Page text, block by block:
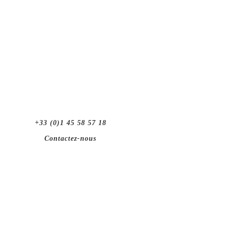
+33 (0)1 45 58 57 18
Contactez-nous